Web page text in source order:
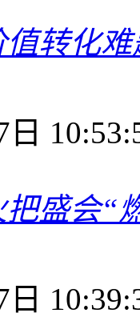
转化
日
盛会“
日